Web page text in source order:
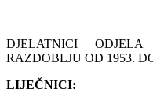
DJELATNICI
RAZDOBLJU OD 1953.
LIJEČNICI: